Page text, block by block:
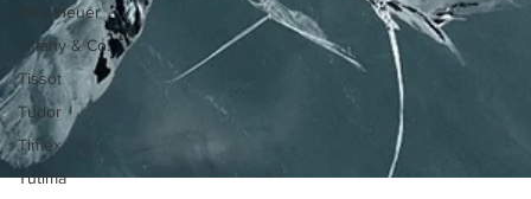
TAG Heuer
Tiffany & Co.
Tissot
Tudor
Timex
Tutima